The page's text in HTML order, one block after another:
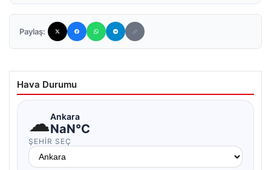
Paylaş:
Hava Durumu
☁Ankara
NaN°C
ŞEHIR SEÇ